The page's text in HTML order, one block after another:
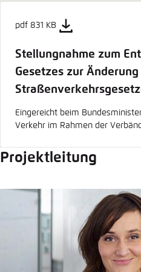
pdf 831 KB
Stellungnahme zum
Gesetzes zur Änderung
Eingereicht beim
Verkehr im Rahmen der
Projektleitung